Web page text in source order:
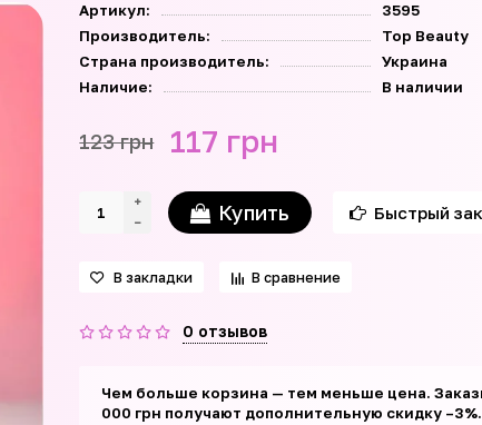
Артикул:
3595
Производитель:
Top Beauty
Страна производитель:
Украина
Наличие:
В наличии
123 грн 117 грн
Купить Быстрый
В закладки В сравнение
0 отзывов
Чем больше корзина — тем меньше цена.
000 грн получают дополнительную скидку –3%.